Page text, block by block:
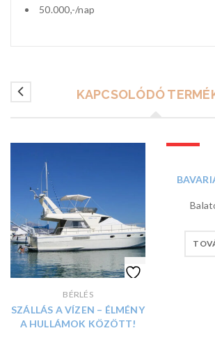
50.000,-/nap
KAPCSOLÓDÓ
BÉRLÉS
SZÁLLÁS A VÍZEN – ÉLMÉNY
A HULLÁMOK KÖZÖTT!